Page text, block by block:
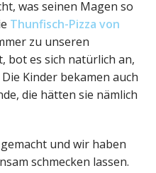
was seinen Magen so
Thunfisch-Pizza von
zu unseren
bot es sich natürlich an,
Kinder bekamen auch
die hätten sie nämlich
und wir haben
schmecken lassen.